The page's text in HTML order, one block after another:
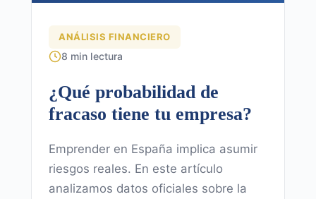
ANÁLISIS FINANCIERO
8 min lectura
¿Qué probabilidad de
fracaso tiene tu empresa?
Emprender en España implica asumir
riesgos reales. En este artículo
analizamos datos oficiales sobre la